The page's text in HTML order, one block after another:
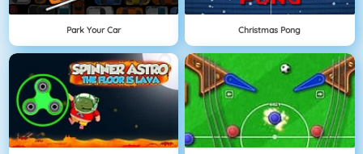
Park Your Car Christmas Pong